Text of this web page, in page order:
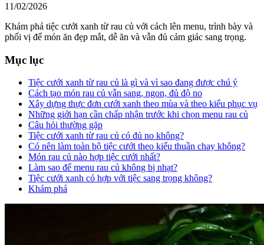
11/02/2026
Khám phá tiệc cưới xanh từ rau củ với cách lên menu, trình bày và
phối vị để món ăn đẹp mắt, dễ ăn và vẫn đủ cảm giác sang trọng.
Mục lục
Tiệc cưới xanh từ rau củ là gì và vì sao đang được chú ý
Cách tạo món rau củ vẫn sang, ngon, đủ độ no
Xây dựng thực đơn cưới xanh theo mùa và theo kiểu phục vụ
Những giới hạn cần chấp nhận trước khi chọn menu rau củ
Câu hỏi thường gặp
Tiệc cưới xanh từ rau củ có đủ no không?
Có nên làm toàn bộ tiệc cưới theo kiểu thuần chay không?
Món rau củ nào hợp tiệc cưới nhất?
Làm sao để menu rau củ không bị nhạt?
Tiệc cưới xanh có hợp với tiệc sang trọng không?
Khám phá